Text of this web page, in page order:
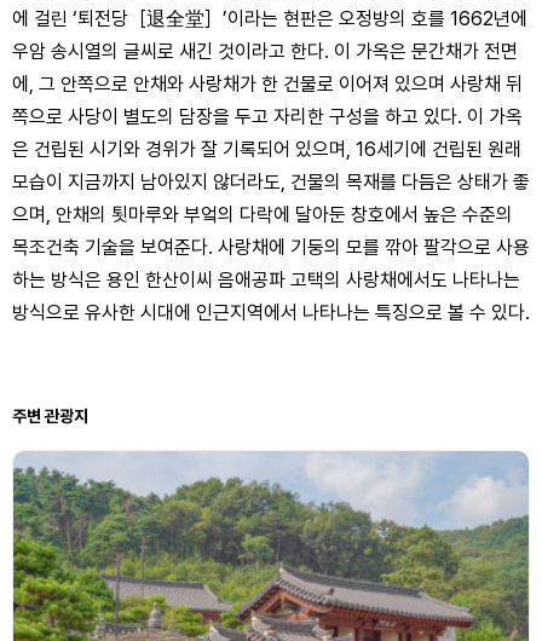
에 걸린 ‘퇴전당［退全堂］’이라는 현판은 오정방의 호를 1662년에
우암 송시열의 글씨로 새긴 것이라고 한다. 이 가옥은 문간채가 전면
에, 그 안쪽으로 안채와 사랑채가 한 건물로 이어져 있으며 사랑채 뒤
쪽으로 사당이 별도의 담장을 두고 자리한 구성을 하고 있다. 이 가옥
은 건립된 시기와 경위가 잘 기록되어 있으며, 16세기에 건립된 원래
모습이 지금까지 남아있지 않더라도, 건물의 목재를 다듬은 상태가 좋
으며, 안채의 툇마루와 부엌의 다락에 달아둔 창호에서 높은 수준의
목조건축 기술을 보여준다. 사랑채에 기둥의 모를 깎아 팔각으로 사용
하는 방식은 용인 한산이씨 음애공파 고택의 사랑채에서도 나타나는
방식으로 유사한 시대에 인근지역에서 나타나는 특징으로 볼 수 있다.
주변 관광지